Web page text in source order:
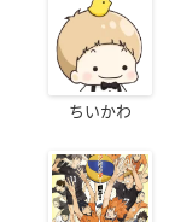
ちいかわ